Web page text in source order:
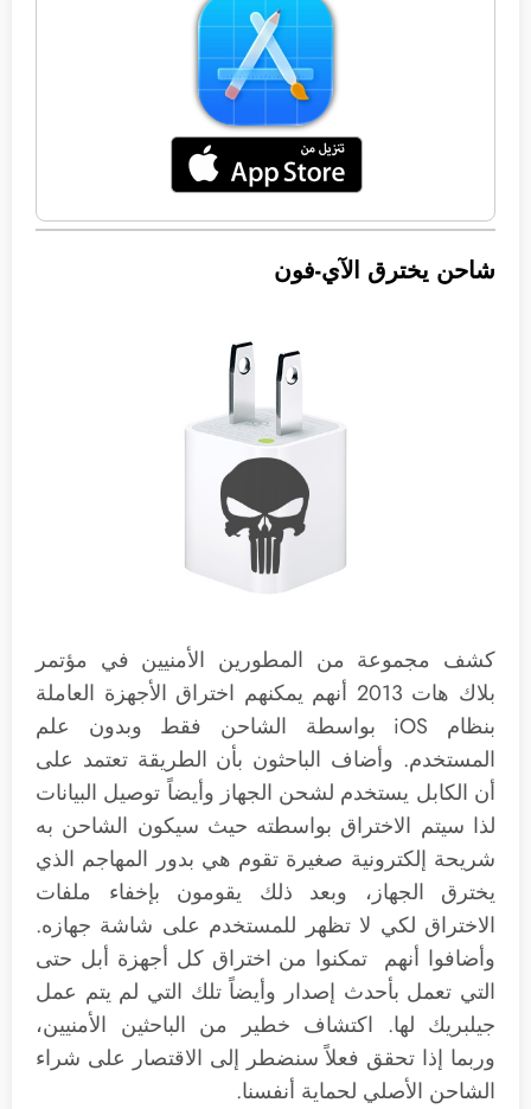
شاحن يخترق الآي-فون
كشف مجموعة من المطورين الأمنيين في مؤتمر
بلاك هات 2013 أنهم يمكنهم اختراق الأجهزة العاملة
بنظام iOS بواسطة الشاحن فقط وبدون علم
المستخدم. وأضاف الباحثون بأن الطريقة تعتمد على
أن الكابل يستخدم لشحن الجهاز وأيضاً توصيل البيانات
لذا سيتم الاختراق بواسطته حيث سيكون الشاحن به
شريحة إلكترونية صغيرة تقوم هي بدور المهاجم الذي
يخترق الجهاز، وبعد ذلك يقومون بإخفاء ملفات
الاختراق لكي لا تظهر للمستخدم على شاشة جهازه.
وأضافوا أنهم تمكنوا من اختراق كل أجهزة أبل حتى
التي تعمل بأحدث إصدار وأيضاً تلك التي لم يتم عمل
جيلبريك لها. اكتشاف خطير من الباحثين الأمنيين،
وربما إذا تحقق فعلاً سنضطر إلى الاقتصار على شراء
الشاحن الأصلي لحماية أنفسنا.